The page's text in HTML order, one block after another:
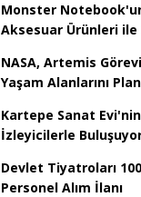
Monster
Aksesuar Ürünleri ile
NASA, Artemis
Yaşam Alanlarını
Kartepe Sanat
İzleyicilerle
Devlet Tiyatroları
Personel Alım İlanı